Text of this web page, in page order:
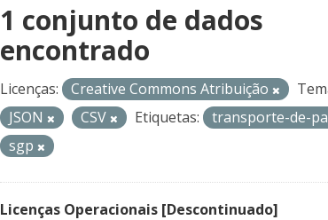
1 conjunto de dados
encontrado
Licenças: Creative Commons Atribuição
JSON
CSV Etiquetas: transporte-de-
sgp
Licenças Operacionais [Descontinuado]